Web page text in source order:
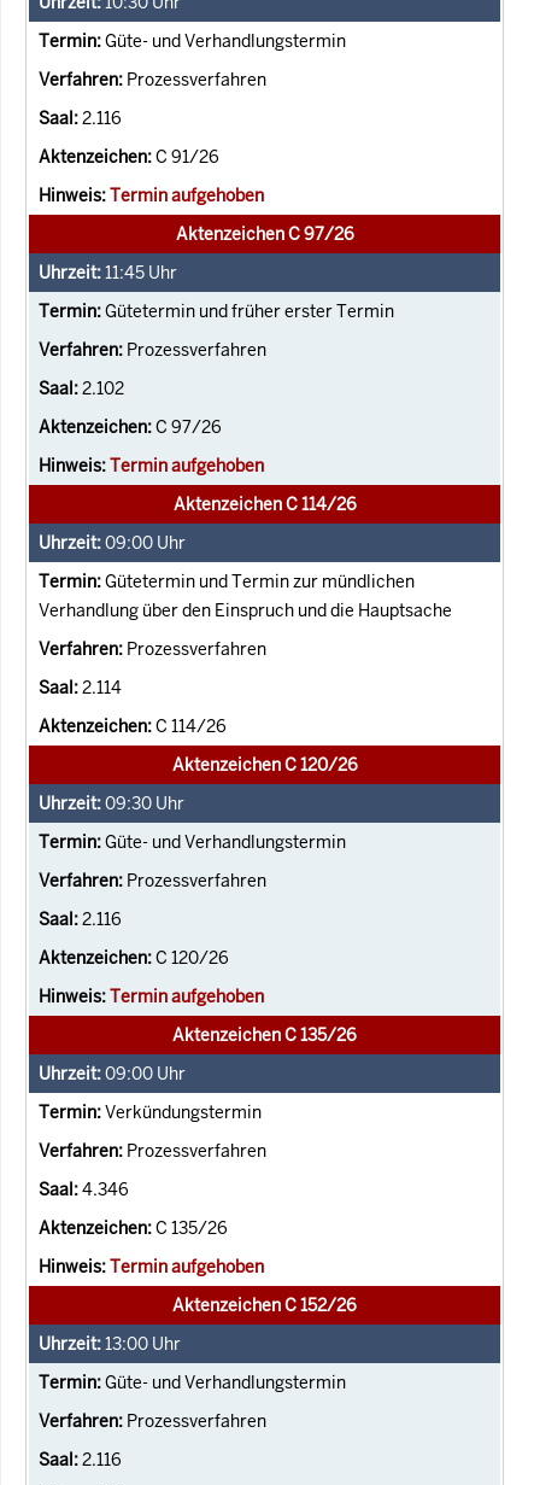
Güte- und Verhandlungstermin
Prozessverfahren
2.116
C 91/26
Termin aufgehoben
Aktenzeichen C 97/26
11:45 Uhr
Gütetermin und früher erster Termin
Prozessverfahren
2.102
C 97/26
Termin aufgehoben
Aktenzeichen C 114/26
09:00 Uhr
Gütetermin und Termin zur mündlichen
Verhandlung über den Einspruch und die Hauptsache
Prozessverfahren
2.114
C 114/26
Aktenzeichen C 120/26
09:30 Uhr
Güte- und Verhandlungstermin
Prozessverfahren
2.116
C 120/26
Termin aufgehoben
Aktenzeichen C 135/26
09:00 Uhr
Verkündungstermin
Prozessverfahren
4.346
C 135/26
Termin aufgehoben
Aktenzeichen C 152/26
13:00 Uhr
Güte- und Verhandlungstermin
Prozessverfahren
2.116